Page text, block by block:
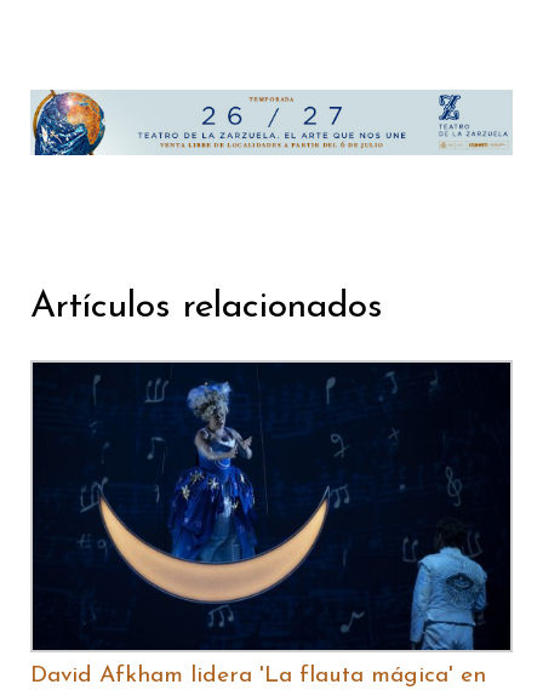
Artículos relacionados
David Afkham lidera 'La flauta mágica' en